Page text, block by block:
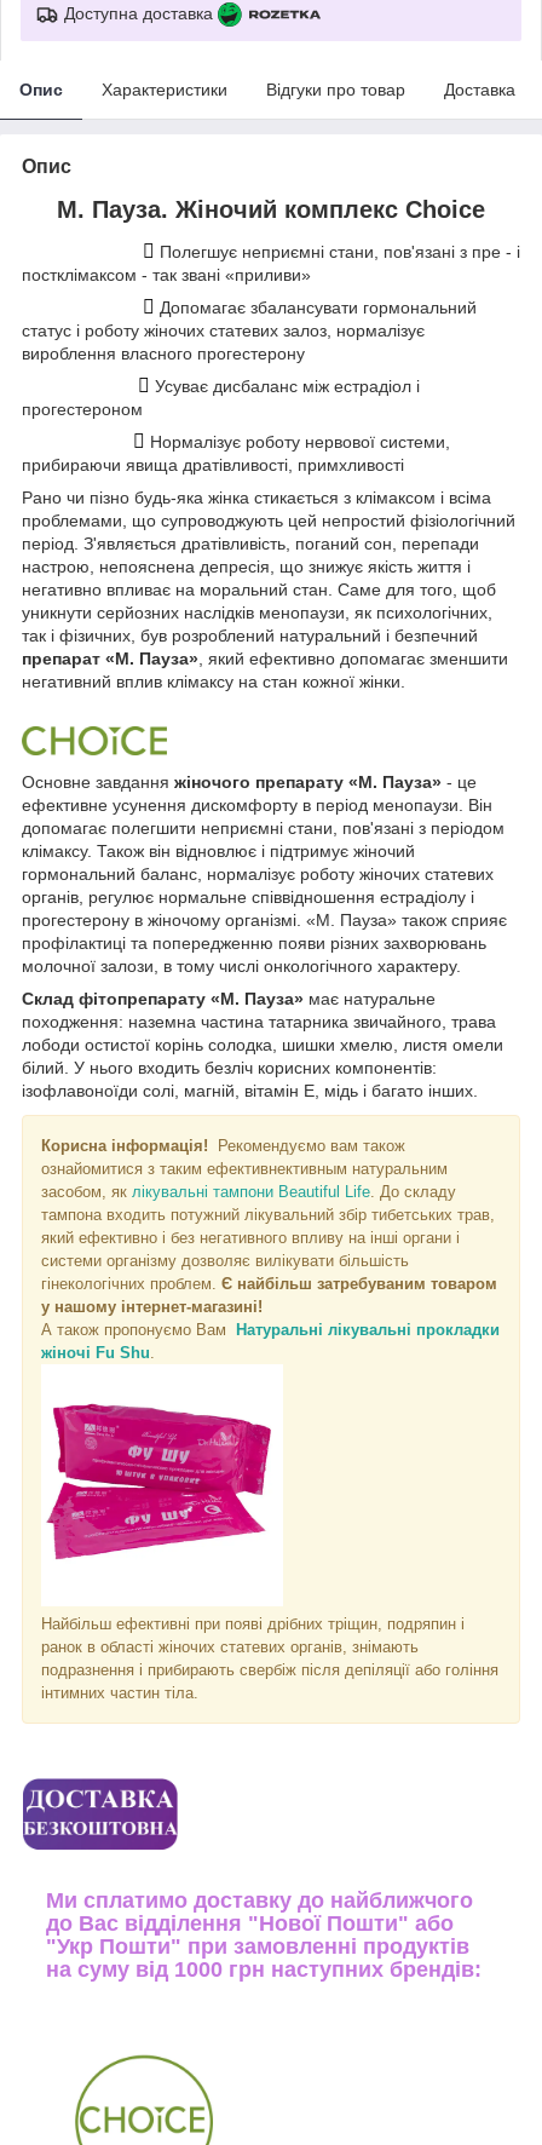
Доступна доставка
Опис Характеристики Відгуки про товар Доставка
Опис
М. Пауза. Жіночий комплекс Choice
Полегшує неприємні стани, пов'язані з пре - і
постклімаксом - так звані «приливи»
Допомагає збалансувати гормональний
статус і роботу жіночих статевих залоз, нормалізує
вироблення власного прогестерону
Усуває дисбаланс між естрадіол і
прогестероном
Нормалізує роботу нервової системи,
прибираючи явища дратівливості, примхливості
Рано чи пізно будь-яка жінка стикається з клімаксом і всіма
проблемами, що супроводжують цей непростий фізіологічний
період. З'являється дратівливість, поганий сон, перепади
настрою, непояснена депресія, що знижує якість життя і
негативно впливає на моральний стан. Саме для того, щоб
уникнути серйозних наслідків менопаузи, як психологічних,
так і фізичних, був розроблений натуральний і безпечний
препарат «М. Пауза», який ефективно допомагає зменшити
негативний вплив клімаксу на стан кожної жінки.
Основне завдання жіночого препарату «М. Пауза» - це
ефективне усунення дискомфорту в період менопаузи. Він
допомагає полегшити неприємні стани, пов'язані з періодом
клімаксу. Також він відновлює і підтримує жіночий
гормональний баланс, нормалізує роботу жіночих статевих
органів, регулює нормальне співвідношення естрадіолу і
прогестерону в жіночому організмі. «М. Пауза» також сприяє
профілактиці та попередженню появи різних захворювань
молочної залози, в тому числі онкологічного характеру.
Склад фітопрепарату «М. Пауза» має натуральне
походження: наземна частина татарника звичайного, трава
лободи остистої корінь солодка, шишки хмелю, листя омели
білий. У нього входить безліч корисних компонентів:
ізофлавоноїди солі, магній, вітамін Е, мідь і багато інших.
Корисна інформація!
Рекомендуємо вам також
ознайомитися з таким ефективнективным натуральним
засобом, як лікувальні тампони Beautiful Life . До складу
тампона входить потужний лікувальний збір тибетських трав,
який ефективно і без негативного впливу на інші органи і
системи організму дозволяє вилікувати більшість
гінекологічних проблем. Є найбільш затребуваним товаром
у нашому інтернет-магазині!
А також пропонуємо Вам
Натуральні лікувальні прокладки
жіночі Fu Shu
Найбільш ефективні при появі дрібних тріщин, подряпин і
ранок в області жіночих статевих органів, знімають
подразнення і прибирають свербіж після депіляції або гоління
інтимних частин тіла.
Ми сплатимо доставку до найближчого
до Вас відділення "Нової Пошти" або
"Укр Пошти" при замовленні продуктів
на суму від 1000 грн наступних брендів: